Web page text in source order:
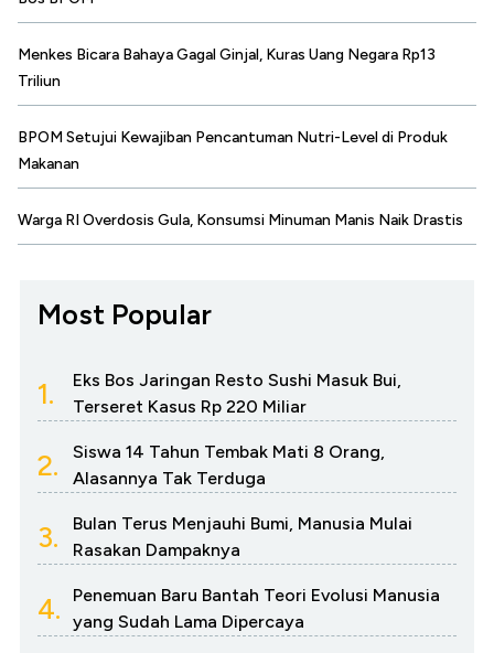
Menkes Bicara Bahaya Gagal Ginjal, Kuras Uang Negara Rp13
Triliun
BPOM Setujui Kewajiban Pencantuman Nutri-Level di Produk
Makanan
Warga RI Overdosis Gula, Konsumsi Minuman Manis Naik Drastis
Most Popular
1.
Eks Bos Jaringan Resto Sushi Masuk Bui,
Terseret Kasus Rp 220 Miliar
2.
Siswa 14 Tahun Tembak Mati 8 Orang,
Alasannya Tak Terduga
3.
Bulan Terus Menjauhi Bumi, Manusia Mulai
Rasakan Dampaknya
4.
Penemuan Baru Bantah Teori Evolusi Manusia
yang Sudah Lama Dipercaya